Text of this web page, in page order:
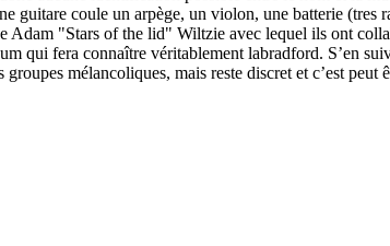
guitare coule un arpège, un violon, une batterie (tres
Adam "Stars of the lid" Wiltzie avec lequel ils ont
qui fera connaître véritablement labradford. S’en
mélancoliques, mais reste discret et c’est